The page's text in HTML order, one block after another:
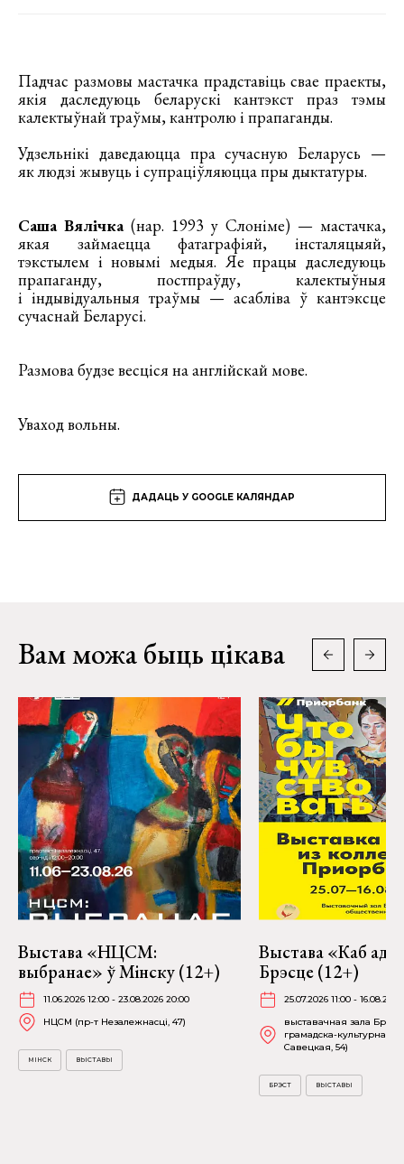
Падчас размовы мастачка прадставіць свае праекты,
якія даследуюць беларускі кантэкст праз тэмы
калектыўнай траўмы, кантролю і прапаганды.
Удзельнікі даведаюцца пра сучасную Беларусь —
як людзі жывуць і супраціўляюцца пры дыктатуры.
Саша Вялічка(нар. 1993 у Слоніме) — мастачка,
якая займаецца фатаграфіяй, інсталяцыяй,
тэкстылем і новымі медыя. Яе працы даследуюць
прапаганду, постпраўду, калектыўныя
і індывідуальныя траўмы — асабліва ў кантэксце
сучаснай Беларусі.
Размова будзе весціся на англійскай мове.
Уваход вольны. ⠀
ДАДАЦЬ У GOOGLE КАЛЯНДАР
Вам можа быць цікава
Выстава «НЦСМ:
выбранае» ў Мінску (12+)
11.06.2026 12:00 - 23.08.2026 20:00
НЦСМ (пр-т Незалежнасці, 47)
МІНСК ВЫСТАВЫ
Выстава «Каб
Брэсце (12+)
25.07.2026 11:00 -
выставачная зала
грамадска-культурнага
Савецкая, 54)
БРЭСТ ВЫСТАВЫ